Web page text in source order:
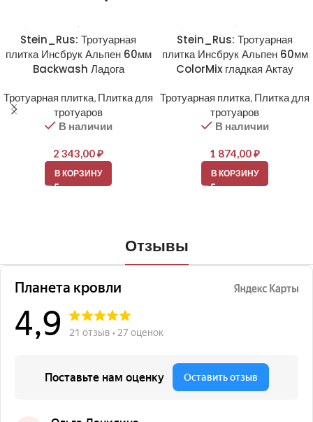
Stein_Rus: Тротуарная
плитка Инсбрук Альпен 60мм
Backwash Ладога
Тротуарная плитка, Плитка для
тротуаров
В наличии
2 343,00₽
В КОРЗИНУ
Stein_Rus: Тротуарная
плитка Инсбрук Альпен 60мм
ColorMix гладкая Актау
Тротуарная плитка, Плитка для
тротуаров
В наличии
1 874,00₽
В КОРЗИНУ
Отзывы